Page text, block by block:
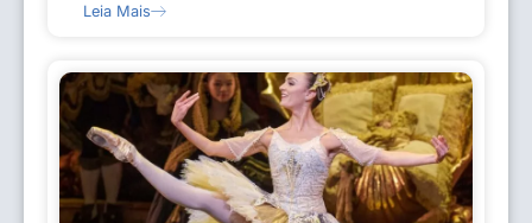
Leia Mais